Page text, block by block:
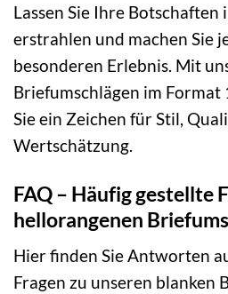
Lassen Sie Ihre
erstrahlen und machen Sie
besonderen Erlebnis. Mit
Briefumschlägen im Format
Sie ein Zeichen für Stil,
Wertschätzung.
FAQ – Häufig gestellte
hellorangenen
Hier finden Sie Antworten
Fragen zu unseren blanken